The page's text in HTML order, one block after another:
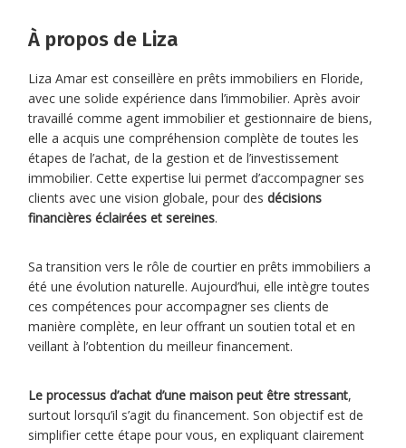
À propos de Liza
Liza Amar est conseillère en prêts immobiliers en Floride,
avec une solide expérience dans l’immobilier. Après avoir
travaillé comme agent immobilier et gestionnaire de biens,
elle a acquis une compréhension complète de toutes les
étapes de l’achat, de la gestion et de l’investissement
immobilier. Cette expertise lui permet d’accompagner ses
clients avec une vision globale, pour desdécisions
financières éclairées et sereines.
Sa transition vers le rôle de courtier en prêts immobiliers a
été une évolution naturelle. Aujourd’hui, elle intègre toutes
ces compétences pour accompagner ses clients de
manière complète, en leur offrant un soutien total et en
veillant à l’obtention du meilleur financement.
Le processus d’achat d’une maison peut être stressant,
surtout lorsqu’il s’agit du financement. Son objectif est de
simplifier cette étape pour vous, en expliquant clairement